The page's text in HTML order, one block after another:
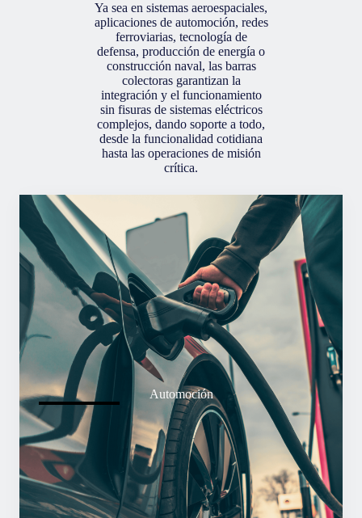
Ya sea en sistemas aeroespaciales,
aplicaciones de automoción, redes
ferroviarias, tecnología de
defensa, producción de energía o
construcción naval, las barras
colectoras garantizan la
integración y el funcionamiento
sin fisuras de sistemas eléctricos
complejos, dando soporte a todo,
desde la funcionalidad cotidiana
hasta las operaciones de misión
crítica.
Automoción